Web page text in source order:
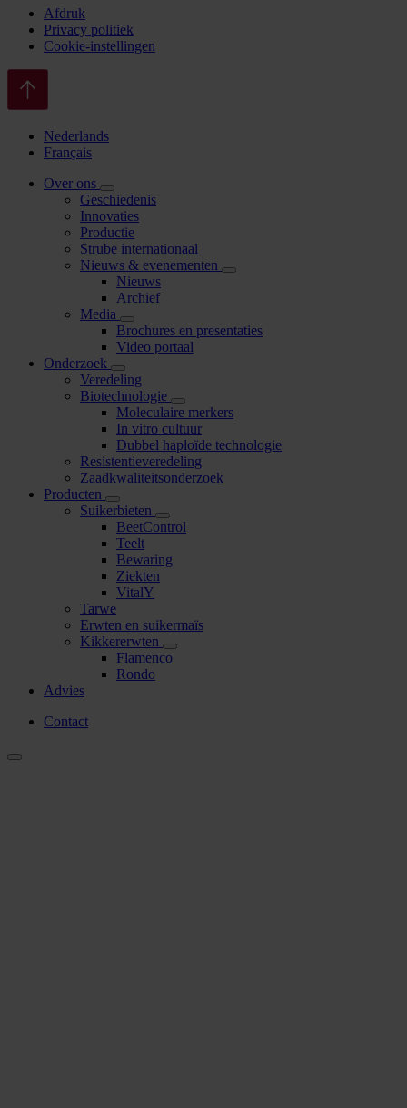
Afdruk
Privacy politiek
Cookie-instellingen
Nederlands
Français
Over ons
Geschiedenis
Innovaties
Productie
Strube internationaal
Nieuws & evenementen
Nieuws
Archief
Media
Brochures en presentaties
Video portaal
Onderzoek
Veredeling
Biotechnologie
Moleculaire merkers
In vitro cultuur
Dubbel haploïde technologie
Resistentieveredeling
Zaadkwaliteitsonderzoek
Producten
Suikerbieten
BeetControl
Teelt
Bewaring
Ziekten
VitalY
Tarwe
Erwten en suikermaïs
Kikkererwten
Flamenco
Rondo
Advies
Contact